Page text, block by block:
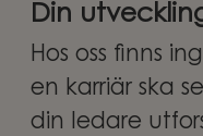
Din
Hos oss finns
en karriär ska
din ledare